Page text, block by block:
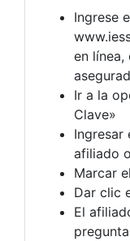
Ingrese
en
Ir a la
Clave»
Ingresar
afiliado
Marcar
Dar clic
El